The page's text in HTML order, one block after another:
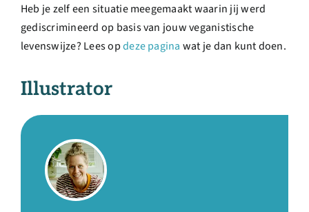
Heb je zelf een situatie meegemaakt waarin jij werd
gediscrimineerd op basis van jouw veganistische
levenswijze? Lees opdeze pagina wat je dan kunt doen.
Illustrator